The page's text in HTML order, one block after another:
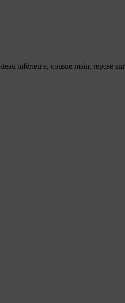
inférieure, cousue main, repose sur